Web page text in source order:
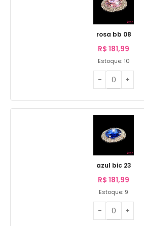
rosa bb 08
R$ 181,99
Estoque: 10
azul bic 23
R$ 181,99
Estoque: 9